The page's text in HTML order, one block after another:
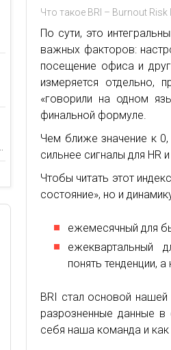
Что такое BRI – Burnout Risk
По сути, это
важных факторов:
посещение офиса и
измеряется отдельно,
«говорили на одном
финальной формуле.
Чем ближе значение к
сильнее сигналы для HR
Чтобы читать этот
состояние», но и
ежемесячный для
ежеквартальный
понять тенденции,
BRI стал основой нашей
разрозненные данные в
себя наша команда и